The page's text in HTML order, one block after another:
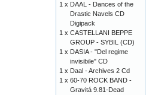
1 x DAAL - Dances of the
Drastic Navels CD
Digipack
1 x CASTELLANI BEPPE
GROUP - SYBIL (CD)
1 x DASIA - "Del regime
invisibile" CD
1 x Daal - Archives 2 Cd
1 x 60-70 ROCK BAND -
Gravitá 9.81-Dead